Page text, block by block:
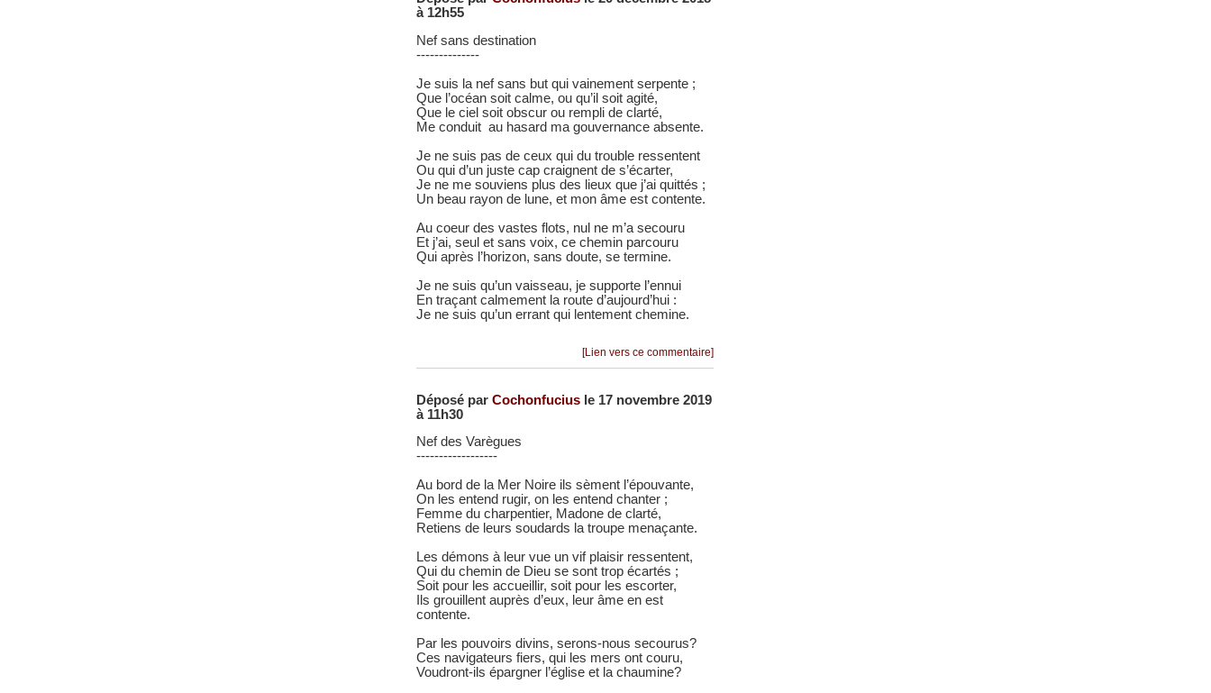
à 12h55
Nef sans destination
--------------
Je suis la nef sans but qui vainement serpente ;
Que l’océan soit calme, ou qu’il soit agité,
Que le ciel soit obscur ou rempli de clarté,
Me conduit au hasard ma gouvernance absente.
Je ne suis pas de ceux qui du trouble ressentent
Ou qui d’un juste cap craignent de s’écarter,
Je ne me souviens plus des lieux que j’ai quittés ;
Un beau rayon de lune, et mon âme est contente.
Au coeur des vastes flots, nul ne m’a secouru
Et j’ai, seul et sans voix, ce chemin parcouru
Qui après l’horizon, sans doute, se termine.
Je ne suis qu’un vaisseau, je supporte l’ennui
En traçant calmement la route d’aujourd’hui :
Je ne suis qu’un errant qui lentement chemine.
[Lien vers ce commentaire]
Déposé par Cochonfucius le 17 novembre 2019
à 11h30
Nef des Varègues
------------------
Au bord de la Mer Noire ils sèment l’épouvante,
On les entend rugir, on les entend chanter ;
Femme du charpentier, Madone de clarté,
Retiens de leurs soudards la troupe menaçante.
Les démons à leur vue un vif plaisir ressentent,
Qui du chemin de Dieu se sont trop écartés ;
Soit pour les accueillir, soit pour les escorter,
Ils grouillent auprès d’eux, leur âme en est
contente.
Par les pouvoirs divins, serons-nous secourus?
Ces navigateurs fiers, qui les mers ont couru,
Voudront-ils épargner l’église et la chaumine?